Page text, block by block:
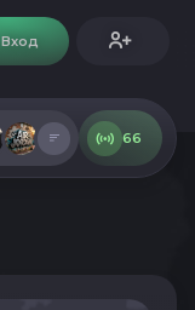
Вход
66